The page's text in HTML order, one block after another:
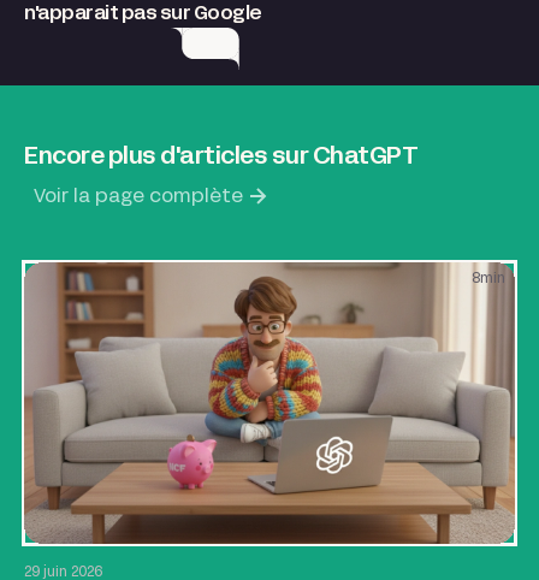
n'apparait pas sur Google
Encore plus d'articles sur ChatGPT
Voir la page complète
29 juin 2026
8 min